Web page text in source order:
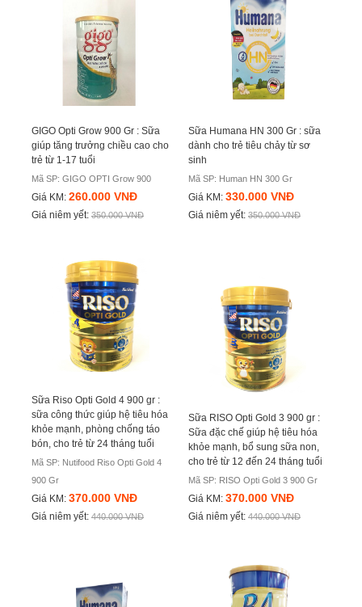
GIGO Opti Grow 900 Gr : Sữa
giúp tăng trưởng chiều cao cho
trẻ từ 1-17 tuổi
Mã SP: GIGO OPTI Grow 900
Giá KM: 260.000 VNĐ
Giá niêm yết: 350.000 VNĐ
Sữa Humana HN 300 Gr : sữa
dành cho trẻ tiêu chảy từ sơ
sinh
Mã SP: Human HN 300 Gr
Giá KM: 330.000 VNĐ
Giá niêm yết: 350.000 VNĐ
Sữa Riso Opti Gold 4 900 gr :
sữa công thức giúp hệ tiêu hóa
khỏe mạnh, phòng chống táo
bón, cho trẻ từ 24 tháng tuổi
Mã SP: Nutifood Riso Opti Gold 4
900 Gr
Giá KM: 370.000 VNĐ
Giá niêm yết: 440.000 VNĐ
Sữa RISO Opti Gold 3 900 gr :
Sữa đặc chế giúp hệ tiêu hóa
khỏe mạnh, bổ sung sữa non,
cho trẻ từ 12 đến 24 tháng tuổi
Mã SP: RISO Opti Gold 3 900 Gr
Giá KM: 370.000 VNĐ
Giá niêm yết: 440.000 VNĐ